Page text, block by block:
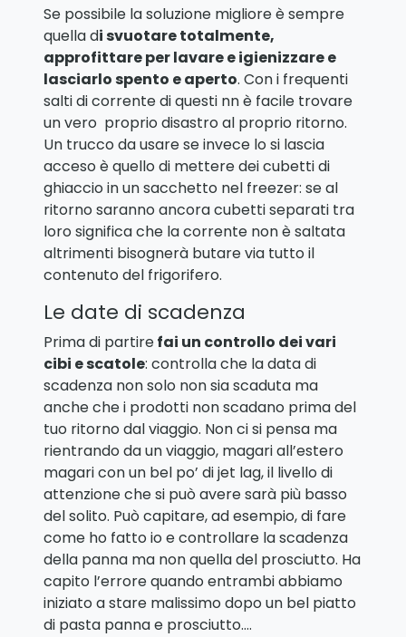
Se possibile la soluzione migliore è sempre
quella di svuotare totalmente,
approfittare per lavare e igienizzare e
lasciarlo spento e aperto. Con i frequenti
salti di corrente di questi nn è facile trovare
un vero proprio disastro al proprio ritorno.
Un trucco da usare se invece lo si lascia
acceso è quello di mettere dei cubetti di
ghiaccio in un sacchetto nel freezer: se al
ritorno saranno ancora cubetti separati tra
loro significa che la corrente non è saltata
altrimenti bisognerà butare via tutto il
contenuto del frigorifero.
Le date di scadenza
Prima di partirefai un controllo dei vari
cibi e scatole: controlla che la data di
scadenza non solo non sia scaduta ma
anche che i prodotti non scadano prima del
tuo ritorno dal viaggio. Non ci si pensa ma
rientrando da un viaggio, magari all’estero
magari con un bel po’ di jet lag, il livello di
attenzione che si può avere sarà più basso
del solito. Può capitare, ad esempio, di fare
come ho fatto io e controllare la scadenza
della panna ma non quella del prosciutto. Ha
capito l’errore quando entrambi abbiamo
iniziato a stare malissimo dopo un bel piatto
di pasta panna e prosciutto….